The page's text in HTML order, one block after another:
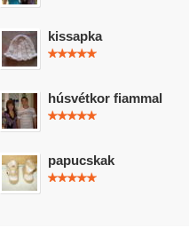
kissapka
húsvétkor fiammal
papucskak